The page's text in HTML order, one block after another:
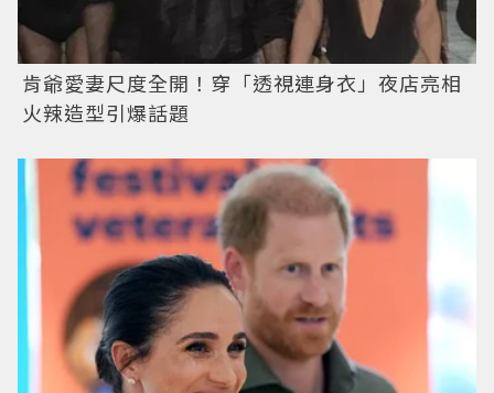
肯爺愛妻尺度全開！穿「透視連身衣」夜店亮相
火辣造型引爆話題